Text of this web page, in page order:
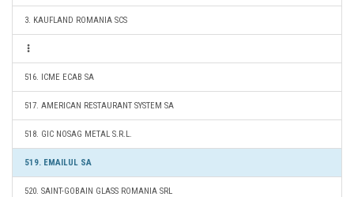
3. KAUFLAND ROMANIA SCS
516. ICME ECAB SA
517. AMERICAN RESTAURANT SYSTEM SA
518. GIC NOSAG METAL S.R.L.
519. EMAILUL SA
520. SAINT-GOBAIN GLASS ROMANIA SRL